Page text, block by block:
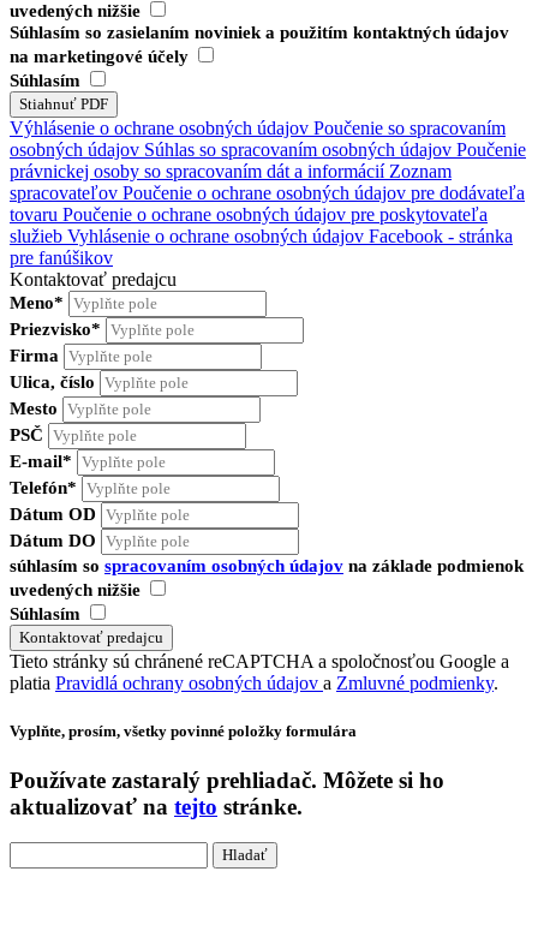
uvedených nižšie
Súhlasím so zasielaním noviniek a použitím kontaktných údajov
na marketingové účely
Súhlasím
Výhlásenie o ochrane osobných údajov Poučenie so spracovaním
osobných údajov Súhlas so spracovaním osobných údajov Poučenie
právnickej osoby so spracovaním dát a informácií Zoznam
spracovateľov Poučenie o ochrane osobných údajov pre dodávateľa
tovaru Poučenie o ochrane osobných údajov pre poskytovateľa
služieb Vyhlásenie o ochrane osobných údajov Facebook - stránka
pre fanúšikov
Kontaktovať predajcu
Meno*
Priezvisko*
Firma
Ulica, číslo
Mesto
PSČ
E-mail*
Telefón*
Dátum OD
Dátum DO
súhlasím so spracovaním osobných údajov na základe podmienok
uvedených nižšie
Súhlasím
Tieto stránky sú chránené reCAPTCHA a spoločnosťou Google a
platia Pravidlá ochrany osobných údajov a Zmluvné podmienky.
Vyplňte, prosím, všetky povinné položky formulára
Používate zastaralý prehliadač. Môžete si ho
aktualizovať na tejto stránke.